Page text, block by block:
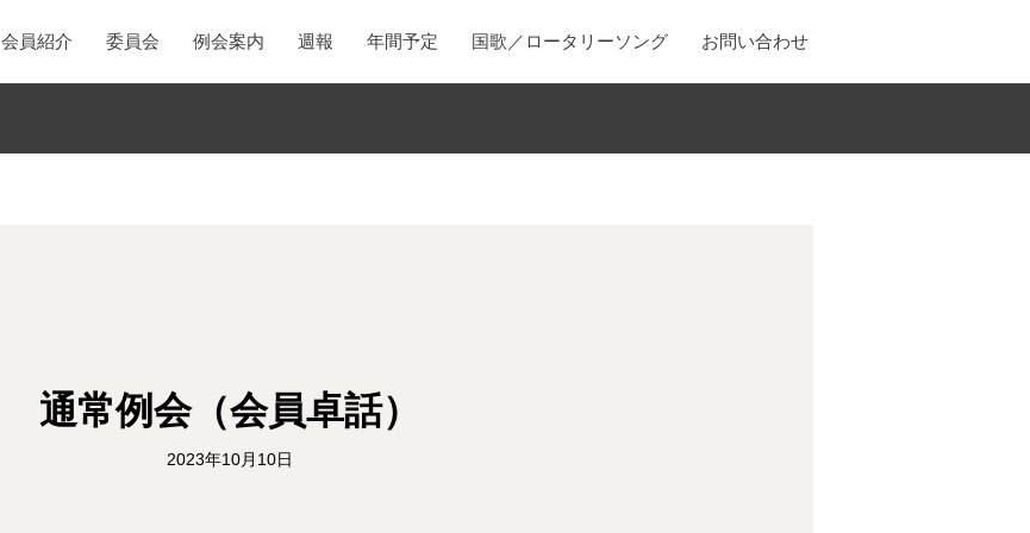
会員紹介 委員会 例会案内 週報 年間予定 国歌／ロータリーソング お問い合わせ
通常例会（会員卓話）
2023年10月10日